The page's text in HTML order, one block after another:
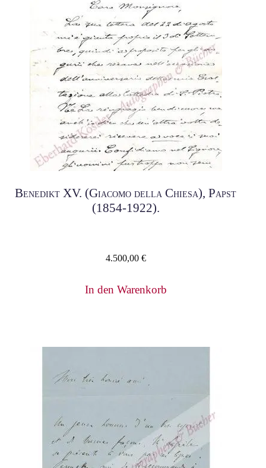
Benedikt XV. (Giacomo della Chiesa), Papst
(1854-1922).
4.500,00 €
In den Warenkorb